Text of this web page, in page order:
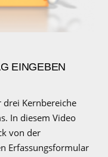
EINGEBEN
Kernbereiche
In diesem Video
von der
Erfassungsformular